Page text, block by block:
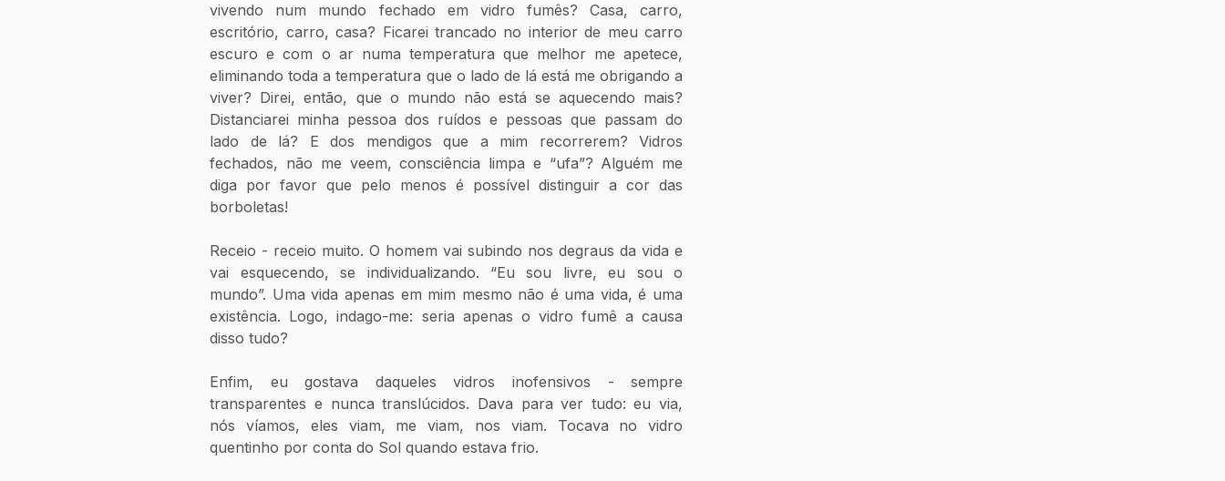
vivendo num mundo fechado em vidro fumês? Casa, carro,
escritório, carro, casa? Ficarei trancado no interior de meu carro
escuro e com o ar numa temperatura que melhor me apetece,
eliminando toda a temperatura que o lado de lá está me obrigando a
viver? Direi, então, que o mundo não está se aquecendo mais?
Distanciarei minha pessoa dos ruídos e pessoas que passam do
lado de lá? E dos mendigos que a mim recorrerem? Vidros
fechados, não me veem, consciência limpa e “ufa”? Alguém me
diga por favor que pelo menos é possível distinguir a cor das
borboletas!
Receio - receio muito. O homem vai subindo nos degraus da vida e
vai esquecendo, se individualizando. “Eu sou livre, eu sou o
mundo”. Uma vida apenas em mim mesmo não é uma vida, é uma
existência. Logo, indago-me: seria apenas o vidro fumê a causa
disso tudo?
Enfim, eu gostava daqueles vidros inofensivos - sempre
transparentes e nunca translúcidos. Dava para ver tudo: eu via,
nós víamos, eles viam, me viam, nos viam. Tocava no vidro
quentinho por conta do Sol quando estava frio.